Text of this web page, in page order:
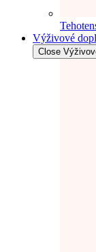
Výživové
Close